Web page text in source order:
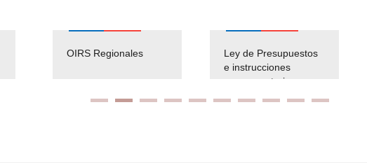
OIRS Regionales
Ley de Presupuestos
e instrucciones
presuspuetarias